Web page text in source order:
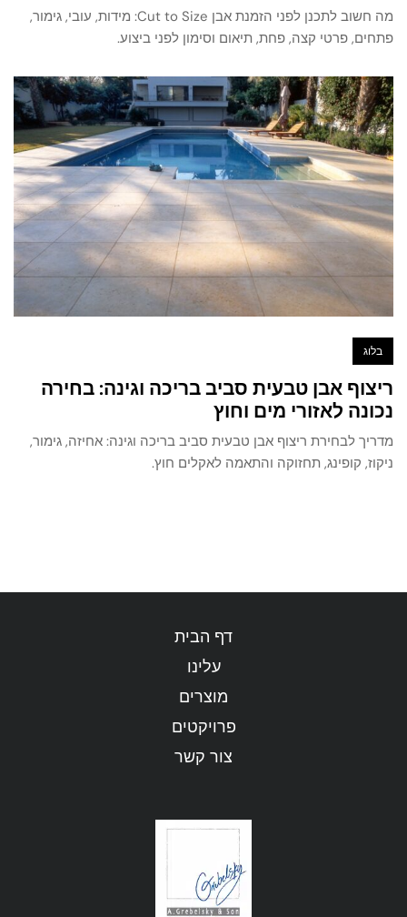
מה חשוב לתכנן לפני הזמנת אבן Cut to Size: מידות, עובי, גימור,
פתחים, פרטי קצה, פחת, תיאום וסימון לפני ביצוע.
בלוג
ריצוף אבן טבעית סביב בריכה וגינה: בחירה
נכונה לאזורי מים וחוץ
מדריך לבחירת ריצוף אבן טבעית סביב בריכה וגינה: אחיזה, גימור,
ניקוז, קופינג, תחזוקה והתאמה לאקלים חוץ.
דף הבית
עלינו
מוצרים
פרויקטים
צור קשר